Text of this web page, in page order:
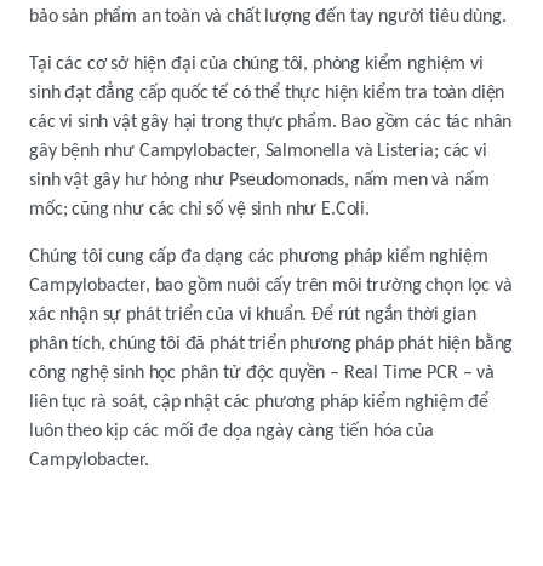
bảo sản phẩm an toàn và chất lượng đến tay người tiêu dùng.
Tại các cơ sở hiện đại của chúng tôi, phòng kiểm nghiệm vi
sinh đạt đẳng cấp quốc tế có thể thực hiện kiểm tra toàn diện
các vi sinh vật gây hại trong thực phẩm. Bao gồm các tác nhân
gây bệnh như Campylobacter, Salmonella và Listeria; các vi
sinh vật gây hư hỏng như Pseudomonads, nấm men và nấm
mốc; cũng như các chỉ số vệ sinh như E.Coli.
Chúng tôi cung cấp đa dạng các phương pháp kiểm nghiệm
Campylobacter, bao gồm nuôi cấy trên môi trường chọn lọc và
xác nhận sự phát triển của vi khuẩn. Để rút ngắn thời gian
phân tích, chúng tôi đã phát triển phương pháp phát hiện bằng
công nghệ sinh học phân tử độc quyền – Real Time PCR – và
liên tục rà soát, cập nhật các phương pháp kiểm nghiệm để
luôn theo kịp các mối đe dọa ngày càng tiến hóa của
Campylobacter.